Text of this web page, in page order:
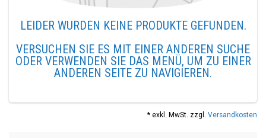
LEIDER WURDEN KEINE PRODUKTE GEFUNDEN.
VERSUCHEN SIE ES MIT EINER ANDEREN SUCHE
ODER VERWENDEN SIE DAS MENÜ, UM ZU EINER
ANDEREN SEITE ZU NAVIGIEREN.
* exkl. MwSt. zzgl. Versandkosten